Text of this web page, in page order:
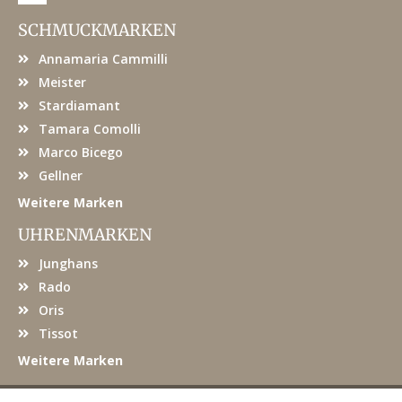
e
b
o
SCHMUCKMARKEN
Annamaria Cammilli
Meister
Stardiamant
Tamara Comolli
Marco Bicego
Gellner
Weitere Marken
UHRENMARKEN
Junghans
Rado
Oris
Tissot
Weitere Marken